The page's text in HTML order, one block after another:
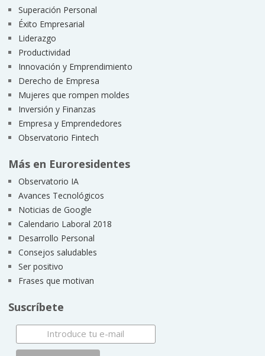
Superación Personal
Éxito Empresarial
Liderazgo
Productividad
Innovación y Emprendimiento
Derecho de Empresa
Mujeres que rompen moldes
Inversión y Finanzas
Empresa y Emprendedores
Observatorio Fintech
Más en Euroresidentes
Observatorio IA
Avances Tecnológicos
Noticias de Google
Calendario Laboral 2018
Desarrollo Personal
Consejos saludables
Ser positivo
Frases que motivan
Suscríbete